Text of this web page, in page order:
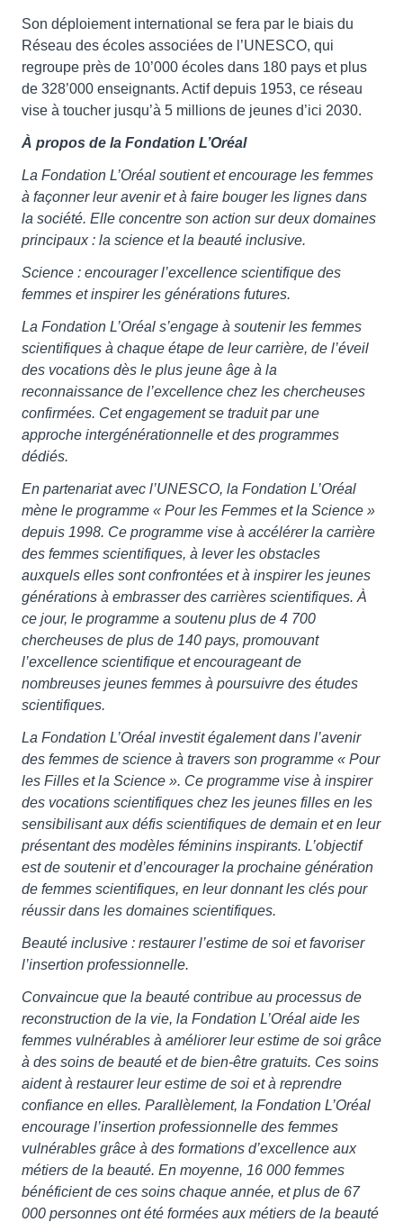
Son déploiement international se fera par le biais du
Réseau des écoles associées de l’UNESCO, qui
regroupe près de 10’000 écoles dans 180 pays et plus
de 328’000 enseignants. Actif depuis 1953, ce réseau
vise à toucher jusqu’à 5 millions de jeunes d’ici 2030.
À propos de la Fondation L’Oréal
La Fondation L’Oréal soutient et encourage les femmes
à façonner leur avenir et à faire bouger les lignes dans
la société. Elle concentre son action sur deux domaines
principaux : la science et la beauté inclusive.
Science : encourager l’excellence scientifique des
femmes et inspirer les générations futures.
La Fondation L’Oréal s’engage à soutenir les femmes
scientifiques à chaque étape de leur carrière, de l’éveil
des vocations dès le plus jeune âge à la
reconnaissance de l’excellence chez les chercheuses
confirmées. Cet engagement se traduit par une
approche intergénérationnelle et des programmes
dédiés.
En partenariat avec l’UNESCO, la Fondation L’Oréal
mène le programme « Pour les Femmes et la Science »
depuis 1998. Ce programme vise à accélérer la carrière
des femmes scientifiques, à lever les obstacles
auxquels elles sont confrontées et à inspirer les jeunes
générations à embrasser des carrières scientifiques. À
ce jour, le programme a soutenu plus de 4 700
chercheuses de plus de 140 pays, promouvant
l’excellence scientifique et encourageant de
nombreuses jeunes femmes à poursuivre des études
scientifiques.
La Fondation L’Oréal investit également dans l’avenir
des femmes de science à travers son programme « Pour
les Filles et la Science ». Ce programme vise à inspirer
des vocations scientifiques chez les jeunes filles en les
sensibilisant aux défis scientifiques de demain et en leur
présentant des modèles féminins inspirants. L’objectif
est de soutenir et d’encourager la prochaine génération
de femmes scientifiques, en leur donnant les clés pour
réussir dans les domaines scientifiques.
Beauté inclusive : restaurer l’estime de soi et favoriser
l’insertion professionnelle.
Convaincue que la beauté contribue au processus de
reconstruction de la vie, la Fondation L’Oréal aide les
femmes vulnérables à améliorer leur estime de soi grâce
à des soins de beauté et de bien-être gratuits. Ces soins
aident à restaurer leur estime de soi et à reprendre
confiance en elles. Parallèlement, la Fondation L’Oréal
encourage l’insertion professionnelle des femmes
vulnérables grâce à des formations d’excellence aux
métiers de la beauté. En moyenne, 16 000 femmes
bénéficient de ces soins chaque année, et plus de 67
000 personnes ont été formées aux métiers de la beauté